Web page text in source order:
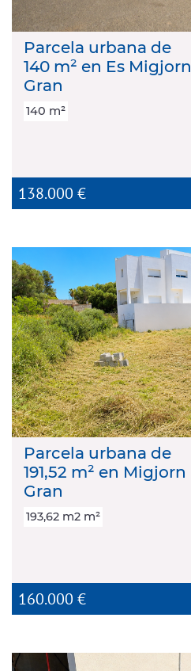
Parcela urbana de
140 m² en Es Migjorn
Gran
140 m²
138.000 €
Parcela urbana de
191,52 m² en Migjorn
Gran
193,62 m2 m²
160.000 €